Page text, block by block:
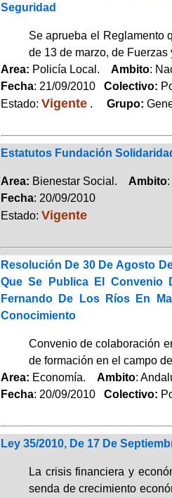
Seguridad
Se aprueba el Reglamento
de 13 de marzo, de
Area: Policía Local. Ambito:
Fecha: 21/09/2010Colectivo:
Estado: Vigente. Grupo:
Estatutos Fundación
Area: Bienestar Social. Ambito
Fecha: 20/09/2010
Estado: Vigente
Resolución De 30 De Agosto
Que Se Publica El Convenio
Fernando De Los Ríos En
Conocimiento
Convenio de colaboración
de formación en el campo
Area: Economía. Ambito:
Fecha: 20/09/2010Colectivo:
Ley 35/2010, De 17 De
La crisis financiera y
senda de crecimiento